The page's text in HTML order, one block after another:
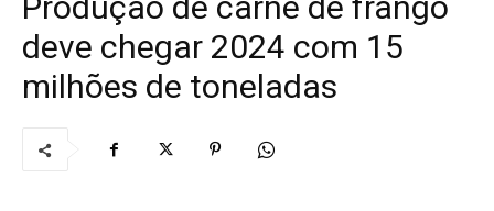
deve chegar 2024 com 15
milhões de toneladas